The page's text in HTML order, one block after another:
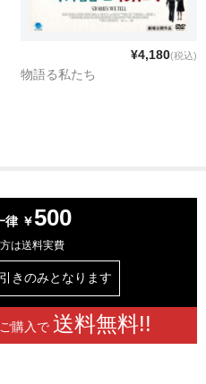
ン
ストセレクション
シャーロック・ホームズシリーズ
¥4,180(税込)
物語る私たち
律 ￥500
は送料実費
きのみとなります
ご購入で 送料無料!!